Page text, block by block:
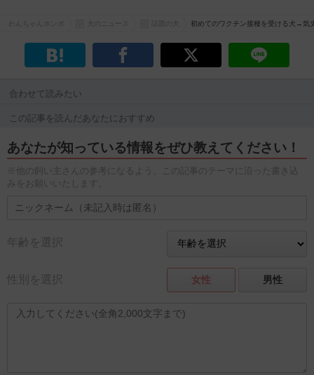
初めてのワクチン接種を受ける犬→気
合わせて読みたい
この記事を読んだあなたにおすすめ
あなたが知っている情報をぜひ教えてください！
※他の飼い主さんの参考になるよう、この記事のテーマに沿った書き込
みをお願いいたします。
年齢を選択
性別を選択 女性 男性